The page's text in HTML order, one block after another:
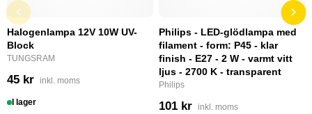
Halogenlampa 12V 10W UV-
Block
TUNGSRAM
45 kr inkl. moms
I lager
Philips - LED-glödlampa med
filament - form: P45 - klar
finish - E27 - 2 W - varmt vitt
ljus - 2700 K - transparent
Philips
101 kr inkl. moms